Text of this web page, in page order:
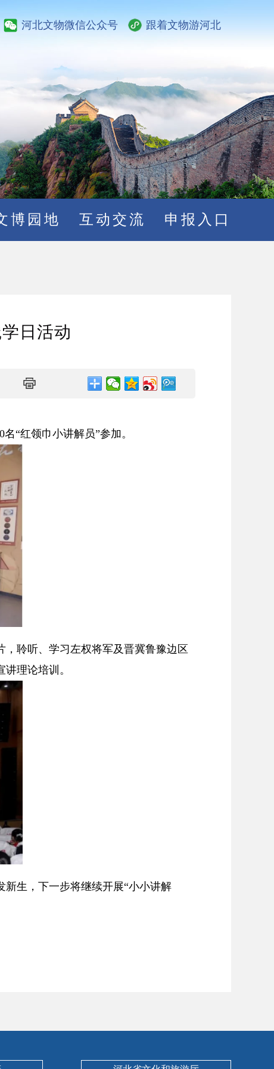
河北文物微信公众号 跟着文物游河北
博园地 互动交流 申报入口
日活动
“红领巾小讲解员”参加。
聆听、学习左权将军及晋冀鲁豫边区
理论培训。
生，下一步将继续开展“小小讲解